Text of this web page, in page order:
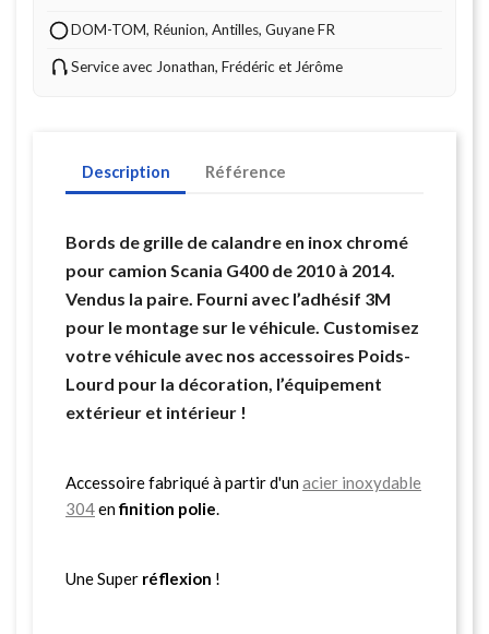
DOM-TOM, Réunion, Antilles, Guyane FR
Service avec Jonathan, Frédéric et Jérôme
Description Référence
Bords de grille de calandre en inox chromé
pour camion Scania G400 de 2010 à 2014.
Vendus la paire. Fourni avec l’adhésif 3M
pour le montage sur le véhicule. Customisez
votre véhicule avec nos accessoires Poids-
Lourd pour la décoration, l’équipement
extérieur et intérieur !
Accessoire fabriqué à partir d'unacier inoxydable
304enfinition polie.
Une Super réflexion !